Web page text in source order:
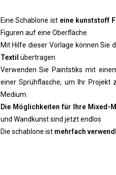
Eine Schablone ist eine kunststoff
Figuren auf eine Oberfläche.
Mit Hilfe dieser Vorlage können Sie
Textil übertragen
Verwenden Sie Paintstiks mit
einer Sprühflasche, um Ihr Projekt
Medium.
Die Möglichkeiten für Ihre Mixed-
und Wandkunst sind jetzt endlos
Die schablone ist mehrfach